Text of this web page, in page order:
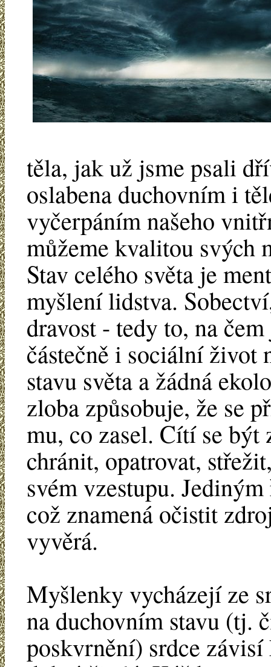
těla, jak už jsme psali
oslabena duchovním i
vyčerpáním našeho
můžeme kvalitou svých
Stav celého světa je
myšlení lidstva.
dravost - tedy to, na
částečně i sociální život
stavu světa a žádná
zloba způsobuje, že se
mu, co zasel. Cítí se
chránit, opatrovat,
svém vzestupu.
což znamená očistit
vyvěrá.
Myšlenky vycházejí ze
na duchovním stavu (tj.
poskvrnění) srdce